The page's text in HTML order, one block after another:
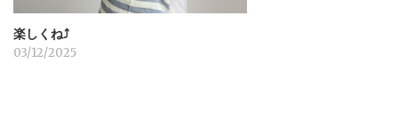
楽しくね⤴︎
03/12/2025